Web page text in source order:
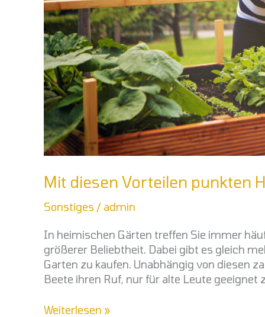
Mit diesen Vorteilen punkten
Sonstiges / admin
In heimischen Gärten treffen Sie immer
größerer Beliebtheit. Dabei gibt es gleich
Garten zu kaufen. Unabhängig von diesen
Beete ihren Ruf, nur für alte Leute geeignet
Weiterlesen »